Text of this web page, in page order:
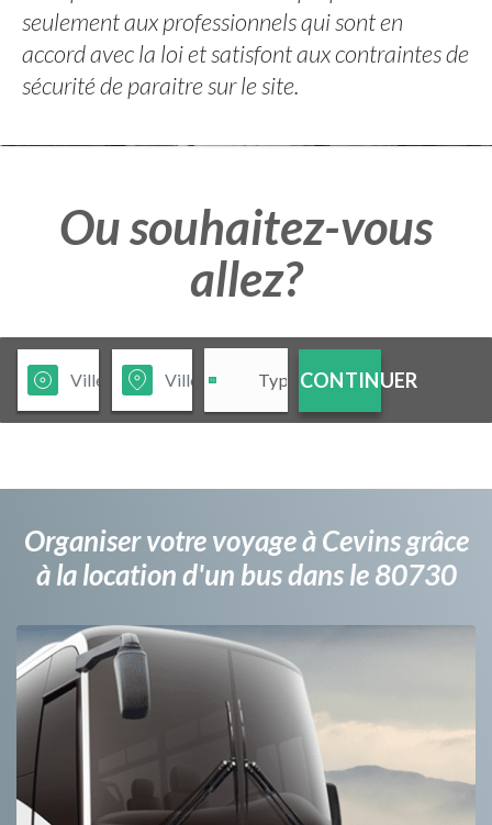
seulement aux professionnels qui sont en
accord avec la loi et satisfont aux contraintes de
sécurité de paraitre sur le site.
Ou souhaitez-vous
allez?
CONTINUER
Organiser votre voyage à Cevins grâce
à la location d'un bus dans le 80730